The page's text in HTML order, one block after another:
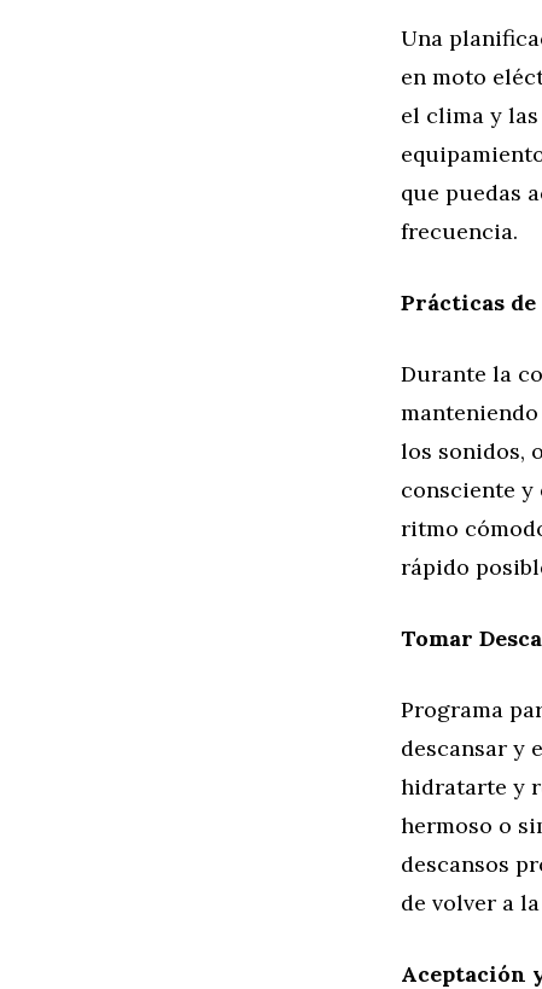
Una
en moto
el clima y
que puedas
frecuencia.
Prácticas
Durante la
los sonidos,
consciente y
ritmo
rápido
Tomar
Programa
descansar y
hidratarte y
hermoso o
descansos
de volver a
Aceptación